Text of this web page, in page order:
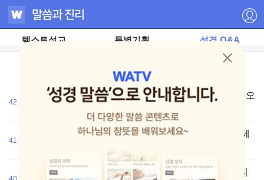
텍스트설교 특별기획 성경 Q&A
저
42
예수님은 전지전능하신 하나님이신데 왜 사람의 모습으로 오
41
세상에 예수님을 따르는 사람들은 많은데, 왜 예수님께서 세
교회마다 복음을 전한다고 하는데, 복음의 의미가 막연합니